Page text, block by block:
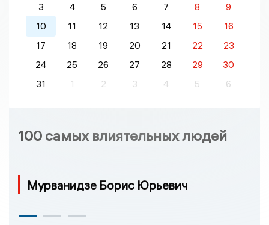
3
4 5 6 7 8
9
10
11 12 13 14 15
16
17
18 19 20 21 22
23
24
25 26 27 28 29
30
31
1 2 3 4 5 6
100 самых влиятельных людей
Мурванидзе Борис Юрьевич